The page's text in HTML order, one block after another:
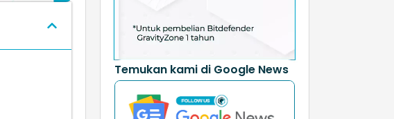
Temukan kami di Google News